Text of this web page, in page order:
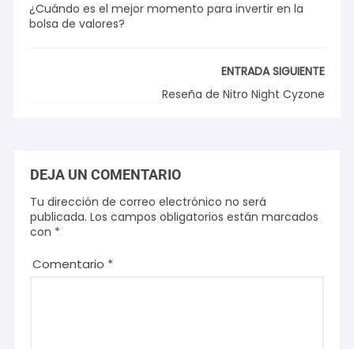
¿Cuándo es el mejor momento para invertir en la
bolsa de valores?
ENTRADA SIGUIENTE
Reseña de Nitro Night Cyzone
DEJA UN COMENTARIO
Tu dirección de correo electrónico no será
publicada. Los campos obligatorios están marcados
con *
Comentario *